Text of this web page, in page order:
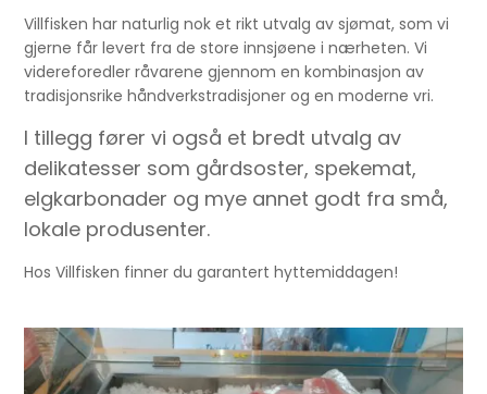
Villfisken har naturlig nok et rikt utvalg av sjømat, som vi
gjerne får levert fra de store innsjøene i nærheten. Vi
videreforedler råvarene gjennom en kombinasjon av
tradisjonsrike håndverkstradisjoner og en moderne vri.
I tillegg fører vi også et bredt utvalg av
delikatesser som gårdsoster, spekemat,
elgkarbonader og mye annet godt fra små,
lokale produsenter.
Hos Villfisken finner du garantert hyttemiddagen!